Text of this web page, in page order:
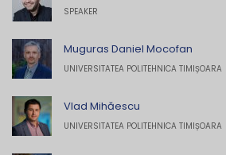
SPEAKER
Muguras Daniel Mocofan
UNIVERSITATEA POLITEHNICA TIMIȘOARA
Vlad Mihăescu
UNIVERSITATEA POLITEHNICA TIMIȘOARA